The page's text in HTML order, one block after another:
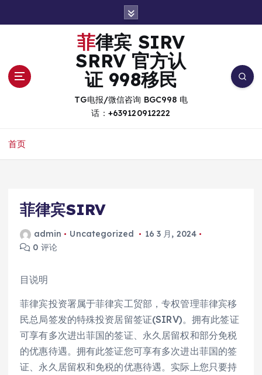
菲律宾 SIRV
SRRV 官方认
证 998移民
TG电报/微信咨询 BGC998 电
话：+639120912222
首页
菲律宾SIRV
admin Uncategorized
16 3 月, 2024
0 评论
目说明
菲律宾投资署属于菲律宾工贸部，专权管理菲律宾移
民总局签发的特殊投资居留签证(SIRV)。拥有此签证
可享有多次进出菲国的签证、永久居留权和部分免税
的优惠待遇。拥有此签证您可享有多次进出菲国的签
证、永久居留权和免税的优惠待遇。实际上您只要持